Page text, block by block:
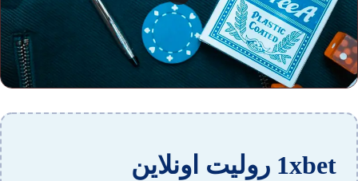
1xbet روليت اونلاين